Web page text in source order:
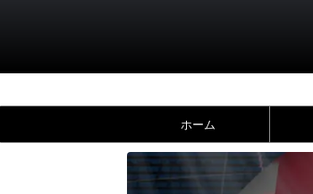
ホーム